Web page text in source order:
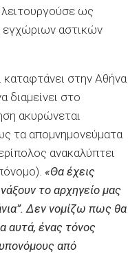
ως
εγχώριων αστικών
στην Αθήνα
διαμείνει στο
ακυρώνεται
τα απομνημονεύματα
ανακαλύπτει
«Θα έχεις
το αρχηγείο μας
Δεν νομίζω πως θα
αυτά, ένας τόνος
από